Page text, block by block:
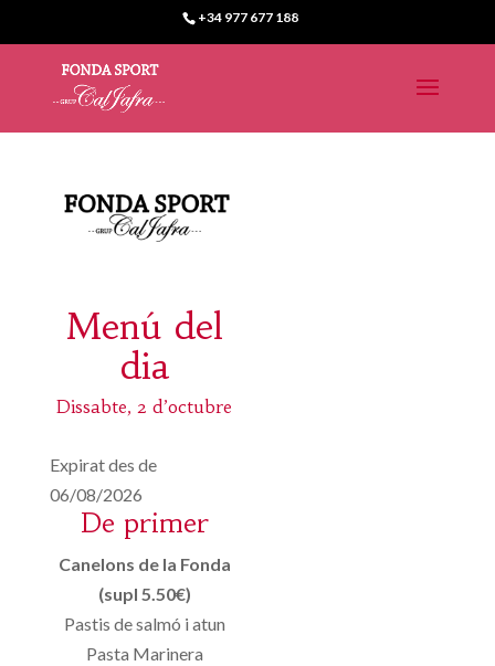
+34 977 677 188
Menú del
dia
Dissabte, 2 d’octubre
Expirat des de
06/08/2026
De primer
Canelons de la Fonda
(supl 5.50€)
Pastis de salmó i atun
Pasta Marinera